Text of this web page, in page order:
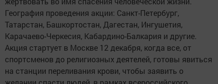
География проведения акции: Санкт-Петербург,
Татарстан, Башкортостан, Дагестан, Ингушетия,
Карачаево-Черкесия, Кабардино-Балкария и другие.
Акция стартует в Москве 12 декабря, когда все, от
спортсменов до религиозных деятелей, готовы явиться
на станции переливания крови, чтобы заявить о